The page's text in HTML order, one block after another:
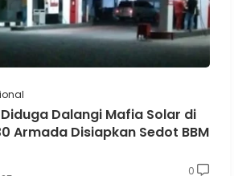
Diduga Dalangi Mafia Solar di
Armada Disiapkan Sedot BBM
0